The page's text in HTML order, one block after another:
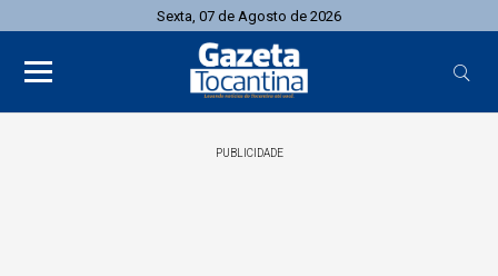
Sexta, 07 de Agosto de 2026
PUBLICIDADE